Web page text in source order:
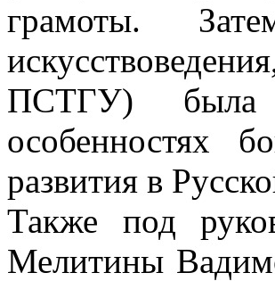
грамоты.
ПСТГУ) была
особенностях
развития в
Также под
Мелитины